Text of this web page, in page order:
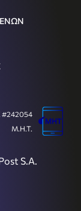
S.A.
Μ.Η.Τ.